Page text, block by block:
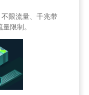
限流量、千兆带
限制。